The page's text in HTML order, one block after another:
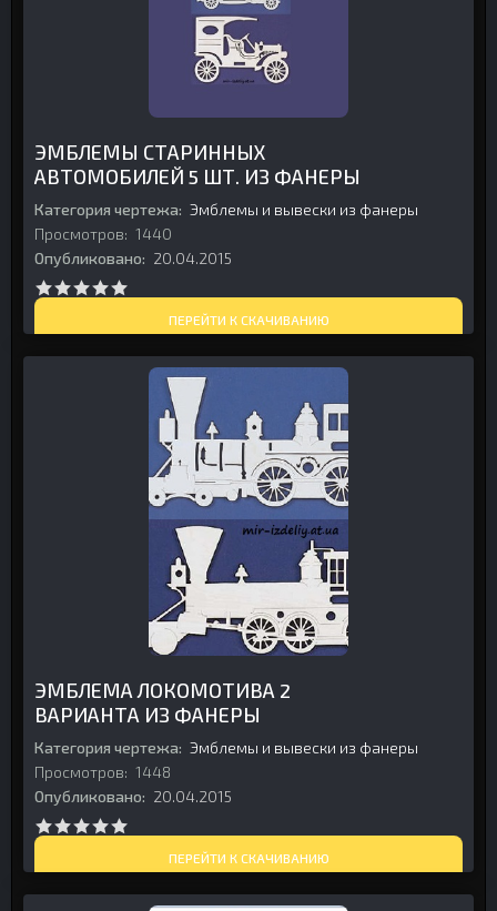
ЭМБЛЕМЫ СТАРИННЫХ
АВТОМОБИЛЕЙ 5 ШТ. ИЗ ФАНЕРЫ
Категория чертежа: Эмблемы и вывески из фанеры
Просмотров: 1440
Опубликовано: 20.04.2015
ПЕРЕЙТИ К СКАЧИВАНИЮ
ЭМБЛЕМА ЛОКОМОТИВА 2
ВАРИАНТА ИЗ ФАНЕРЫ
Категория чертежа: Эмблемы и вывески из фанеры
Просмотров: 1448
Опубликовано: 20.04.2015
ПЕРЕЙТИ К СКАЧИВАНИЮ